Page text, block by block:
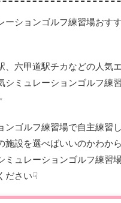
ーションゴルフ練習場おす
、六甲道駅チカなどの人気
シミュレーションゴルフ練
ンゴルフ練習場で自主練習
施設を選べばいいのかわか
ミュレーションゴルフ練習
ださい☟